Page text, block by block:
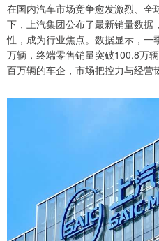
在国内汽车市场竞争愈发激烈、全
下，上汽集团公布了最新销量数据
性，成为行业焦点。数据显示，
万辆，终端零售销量突破100.8万
百万辆的车企，市场把控力与经营